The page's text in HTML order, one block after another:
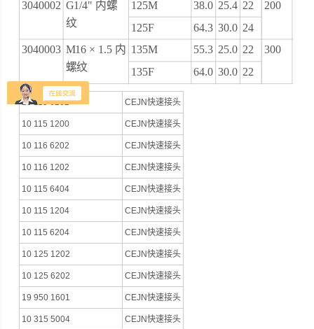
3040002 G1/4" 内螺
纹
125M 38.0 25.4 22 200
125F 64.3 30.0 24
3040003 M16 × 1.5 内
螺纹
135M 55.3 25.0 22 300
135F 64.0 30.0 22
10 115 6202 CEJN快速接头
10 115 1200 CEJN快速接头
10 116 6202 CEJN快速接头
10 116 1202 CEJN快速接头
10 115 6404 CEJN快速接头
10 115 1204 CEJN快速接头
10 115 6204 CEJN快速接头
10 125 1202 CEJN快速接头
10 125 6202 CEJN快速接头
19 950 1601 CEJN快速接头
10 315 5004 CEJN快速接头